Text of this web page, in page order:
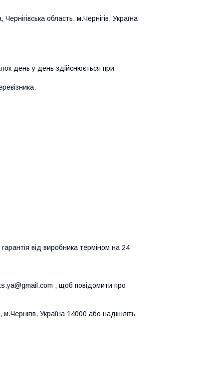
область, м.Чернігів, Україна
день у день здійснюється при
від виробника терміном на 24
, щоб повідомити про
Україна 14000 або надішліть